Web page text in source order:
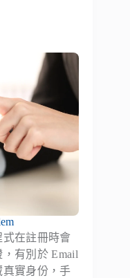
在註冊時會
有別於 Email
真實身份，手